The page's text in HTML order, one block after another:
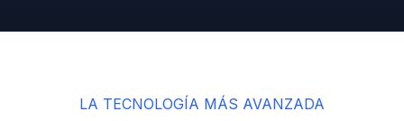
LA TECNOLOGÍA MÁS AVANZADA